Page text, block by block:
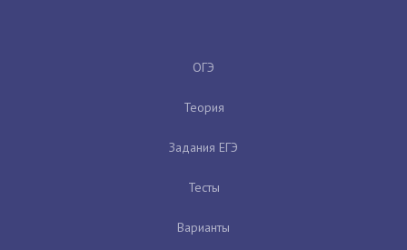
ОГЭ
Теория
Задания ЕГЭ
Тесты
Варианты